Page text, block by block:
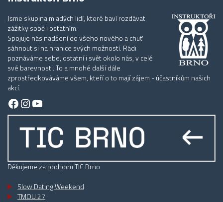
Jsme skupina mladých lidí, které baví rozdávat
zážitky sobě i ostatním.
Spojuje nás nadšení do všeho nového a chuť
sáhnout si na hranice svých možností. Rádi
poznáváme sebe, ostatní i svět okolo nás, v celé
své barevnosti. To a mnohé další dále
zprostředkováváme všem, kteří o to mají zájem - účastníkům našich
akcí.
Facebook
Instagram
YouTube
Děkujeme za podporu TIC Brno
Slow Dating Weekend
TMOU 27